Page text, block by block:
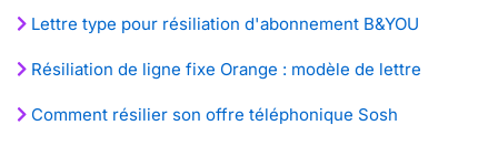
Lettre type pour résiliation d'abonnement B&YOU
Résiliation de ligne fixe Orange : modèle de lettre
Comment résilier son offre téléphonique Sosh